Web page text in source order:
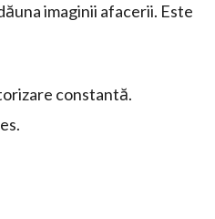
imaginii afacerii. Este
constantă.